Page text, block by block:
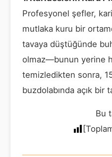
Profesyonel şefler,
mutlaka kuru bir
tavaya düştüğünde
olmaz—bunun yerine
temizledikten sonra,
buzdolabında açık bir
Bu